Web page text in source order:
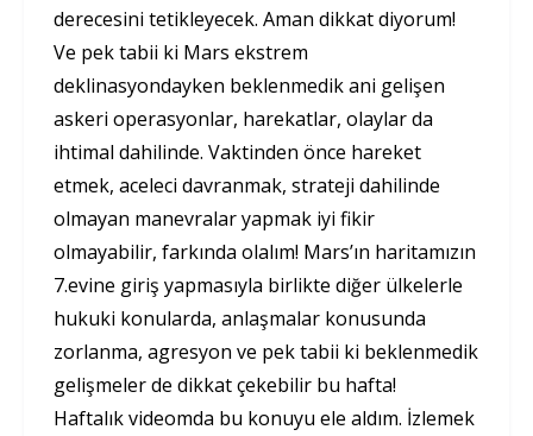
derecesini tetikleyecek. Aman dikkat diyorum!
Ve pek tabii ki Mars ekstrem
deklinasyondayken beklenmedik ani gelişen
askeri operasyonlar, harekatlar, olaylar da
ihtimal dahilinde. Vaktinden önce hareket
etmek, aceleci davranmak, strateji dahilinde
olmayan manevralar yapmak iyi fikir
olmayabilir, farkında olalım! Mars’ın haritamızın
7.evine giriş yapmasıyla birlikte diğer ülkelerle
hukuki konularda, anlaşmalar konusunda
zorlanma, agresyon ve pek tabii ki beklenmedik
gelişmeler de dikkat çekebilir bu hafta!
Haftalık videomda bu konuyu ele aldım. İzlemek